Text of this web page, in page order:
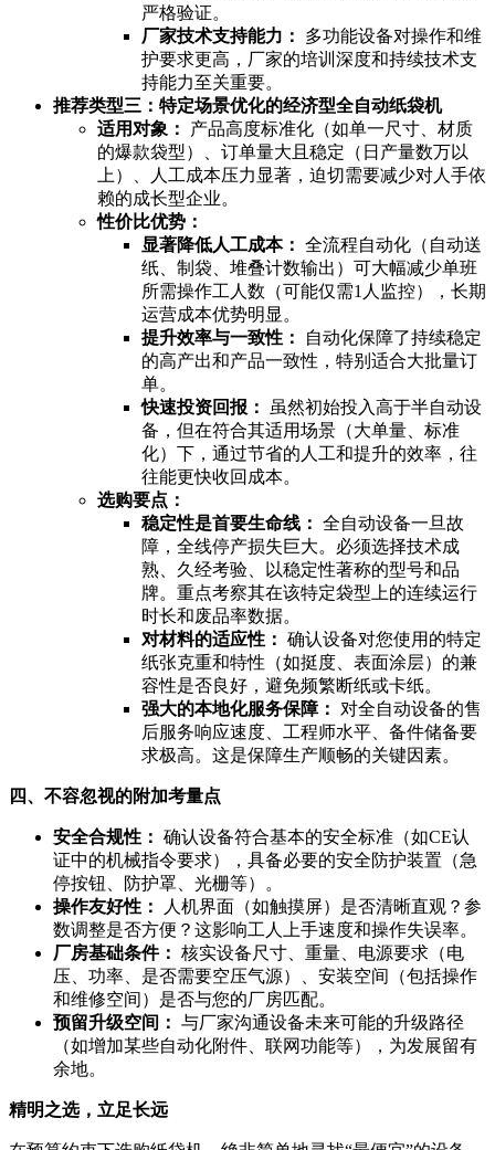
严格验证。
厂家技术支持能力：
多功能设备对操作和维
护要求更高，厂家的培训深度和持续技术支
持能力至关重要。
推荐类型三：特定场景优化的经济型全自动纸袋机
适用对象：
产品高度标准化（如单一尺寸、材质
的爆款袋型）、订单量大且稳定（日产量数万以
上）、人工成本压力显著，迫切需要减少对人手依
赖的成长型企业。
性价比优势：
显著降低人工成本： 全流程自动化（自动送
纸、制袋、堆叠计数输出）可大幅减少单班
所需操作工人数（可能仅需1人监控），长期
运营成本优势明显。
提升效率与一致性：
自动化保障了持续稳定
的高产出和产品一致性，特别适合大批量订
单。
快速投资回报：
虽然初始投入高于半自动设
备，但在符合其适用场景（大单量、标准
化）下，通过节省的人工和提升的效率，往
往能更快收回成本。
选购要点：
稳定性是首要生命线： 全自动设备一旦故
障，全线停产损失巨大。必须选择技术成
熟、久经考验、以稳定性著称的型号和品
牌。重点考察其在该特定袋型上的连续运行
时长和废品率数据。
对材料的适应性： 确认设备对您使用的特定
纸张克重和特性（如挺度、表面涂层）的兼
容性是否良好，避免频繁断纸或卡纸。
强大的本地化服务保障：
对全自动设备的售
后服务响应速度、工程师水平、备件储备要
求极高。这是保障生产顺畅的关键因素。
四、不容忽视的附加考量点
安全合规性： 确认设备符合基本的安全标准（如CE认
证中的机械指令要求），具备必要的安全防护装置（急
停按钮、防护罩、光栅等）。
操作友好性：
人机界面（如触摸屏）是否清晰直观？参
数调整是否方便？这影响工人上手速度和操作失误率。
厂房基础条件： 核实设备尺寸、重量、电源要求（电
压、功率、是否需要空压气源）、安装空间（包括操作
和维修空间）是否与您的厂房匹配。
预留升级空间： 与厂家沟通设备未来可能的升级路径
（如增加某些自动化附件、联网功能等），为发展留有
余地。
精明之选，立足长远